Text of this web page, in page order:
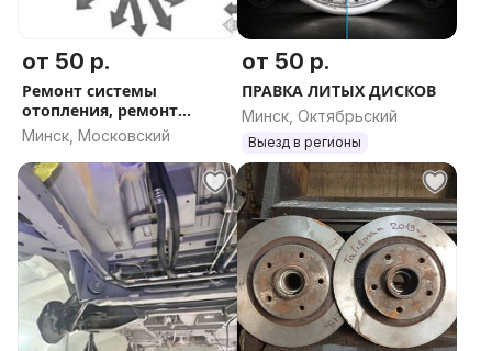
от 50 р.
Ремонт системы
отопления, ремонт
печки, замена
моторчика печки,
заслонок печки,
радиатора печки
Минск, Московский
от 50 р.
ПРАВКА ЛИТЫХ ДИСКОВ
Минск, Октябрьский
Выезд в регионы